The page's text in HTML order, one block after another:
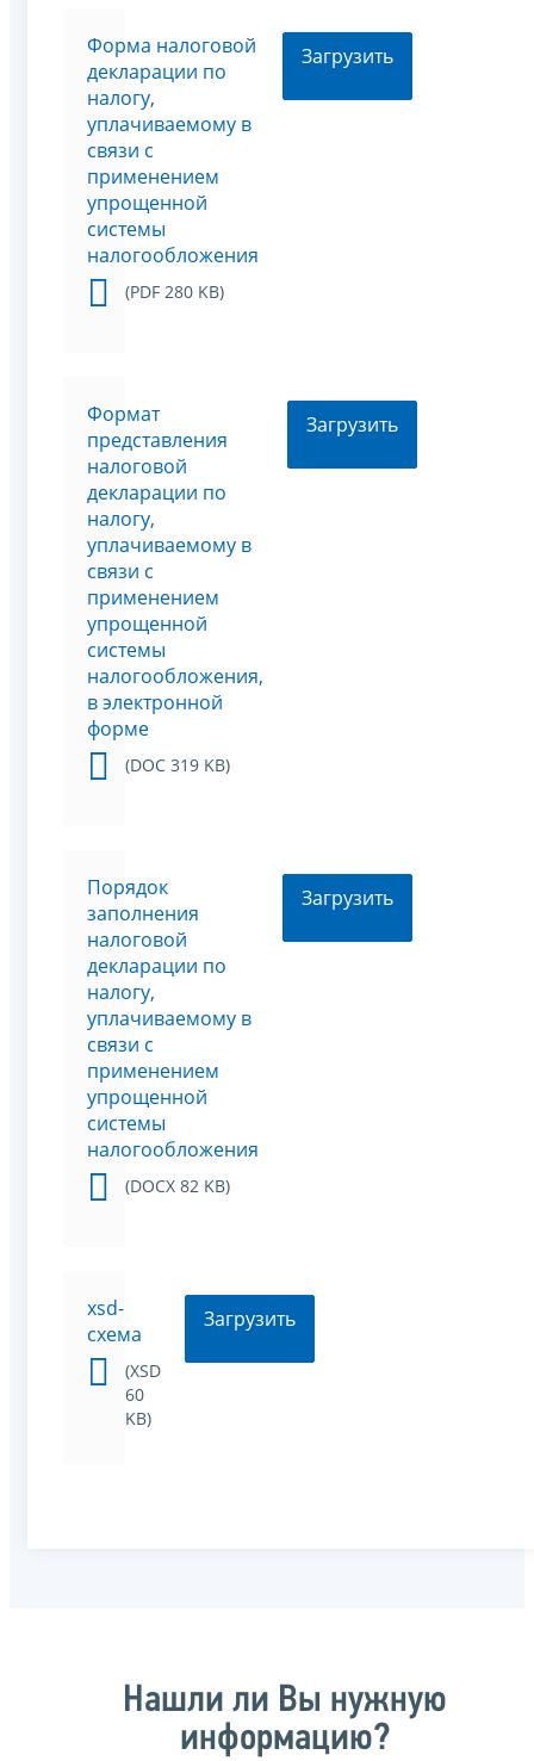
Форма налоговой
декларации по
налогу,
уплачиваемому в
связи с
применением
упрощенной
системы
налогообложения
(PDF 280 KB)
Загрузить
Формат
представления
налоговой
декларации по
налогу,
уплачиваемому в
связи с
применением
упрощенной
системы
налогообложения,
в электронной
форме
(DOC 319 KB)
Загрузить
Порядок
заполнения
налоговой
декларации по
налогу,
уплачиваемому в
связи с
применением
упрощенной
системы
налогообложения
(DOCX 82 KB)
Загрузить
xsd-
схема
(XSD
60
KB)
Загрузить
Нашли ли Вы нужную
информацию?